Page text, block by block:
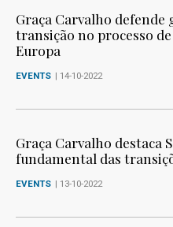
Graça Carvalho defende
transição no processo
Europa
EVENTS | 14-10-2022
Graça Carvalho destaca
fundamental das
EVENTS | 13-10-2022